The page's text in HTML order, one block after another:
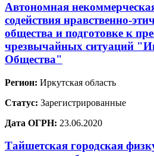
Автономная
содействия нравственно-
общества и подготовке к
чрезвычайных ситуаций
Общества"
Регион: Иркутская область
Статус: Зарегистрированные
Дата ОГРН: 23.06.2020
Тайшетская городская